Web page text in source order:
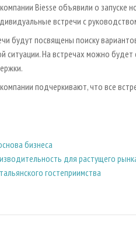
Biesse объявили о запуске
встречи с
будут посвящены поиску
ситуации. На встречах можно
подчеркивают, что все
бизнеса
для растущего
гостеприимства